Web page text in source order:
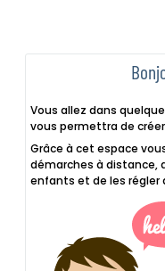
Vous allez dans
vous permettra de
Grâce à cet espace
démarches à distance,
enfants et de les